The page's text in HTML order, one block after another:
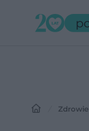
Zdrowie